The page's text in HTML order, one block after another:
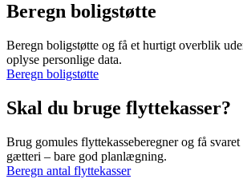
Beregn boligstøtte
Beregn boligstøtte og få et hurtigt overblik
oplyse personlige data.
Beregn boligstøtte
Skal du bruge flyttekasser?
Brug gomules flyttekasseberegner og få
gætteri – bare god planlægning.
Beregn antal flyttekasser